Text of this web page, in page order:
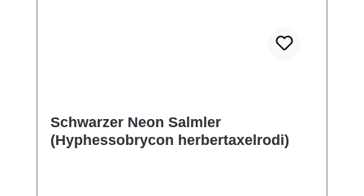
Schwarzer Neon Salmler
(Hyphessobrycon herbertaxelrodi)